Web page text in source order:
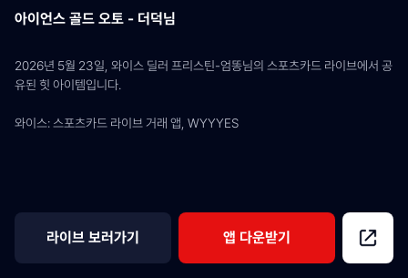
아이언스 골드 오토 - 더덕님
2026년 5월 23일, 와이스 딜러 프리스틴-엄똥님의 스포츠카드 라이브에서 공
유된 힛 아이템입니다.
와이스: 스포츠카드 라이브 거래 앱, WYYYES
라이브 보러가기 앱 다운받기